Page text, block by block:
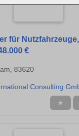
für
€
83620
Consulting
★